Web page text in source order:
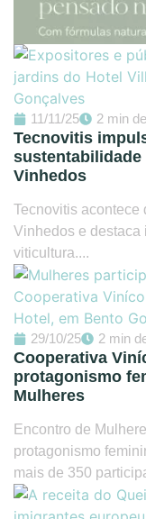
11/11/25 2 min
Tecnovitis
sustentabilidade
Vinhedos
Tecnovitis acontece
Vinhedos e destaca
viticultura....
29/10/25 2 min
Cooperativa
protagonismo
Mulheres
Encontro de
protagonismo
mais de 350